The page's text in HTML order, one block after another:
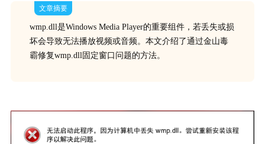
文章摘要
wmp.dll是Windows Media Player的重要组件，若丢失或损
坏会导致无法播放视频或音频。本文介绍了通过金山毒
霸修复wmp.dll固定窗口问题的方法。